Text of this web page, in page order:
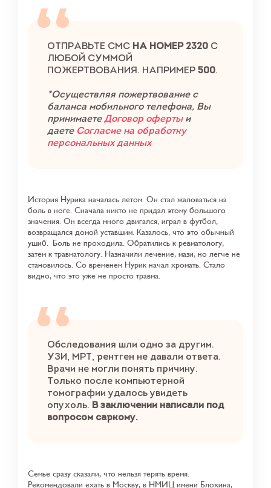
ОТПРАВЬТЕ СМС НА НОМЕР 2320 С
ЛЮБОЙ СУММОЙ
ПОЖЕРТВОВАНИЯ. НАПРИМЕР 500.
*Осуществляя пожертвование с
баланса мобильного телефона, Вы
принимаетеДоговор оферты и
даете Согласие на обработку
персональных данных
История Нурика началась летом. Он стал жаловаться на
боль в ноге. Сначала никто не придал этому большого
значения. Он всегда много двигался, играл в футбол,
возвращался домой уставшим. Казалось, что это обычный
ушиб. Боль не проходила. Обратились к ревматологу,
затем к травматологу. Назначили лечение, мази, но легче не
становилось. Со временем Нурик начал хромать. Стало
видно, что это уже не просто травма.
Обследования шли одно за другим.
УЗИ, МРТ, рентген не давали ответа.
Врачи не могли понять причину.
Только после компьютерной
томографии удалось увидеть
опухоль. В заключении написали под
вопросом саркому.
Семье сразу сказали, что нельзя терять время.
Рекомендовали ехать в Москву, в НМИЦ имени Блохина,